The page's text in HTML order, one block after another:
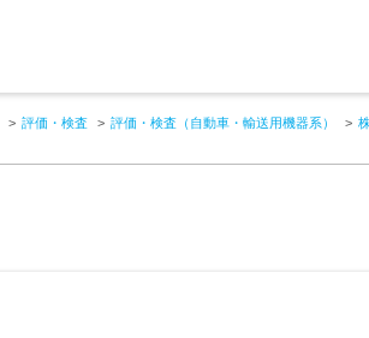
評価・検査 評価・検査（自動車・輸送用機器系）